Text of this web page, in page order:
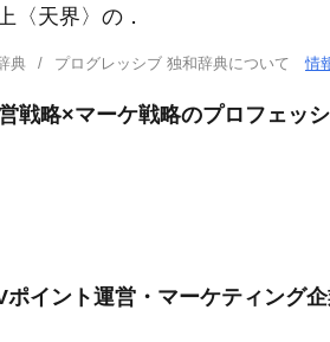
〈天界〉の．
典 プログレッシブ 独和辞典について情
戦略×マーケ戦略のプロフェ
イント運営・マーケティング